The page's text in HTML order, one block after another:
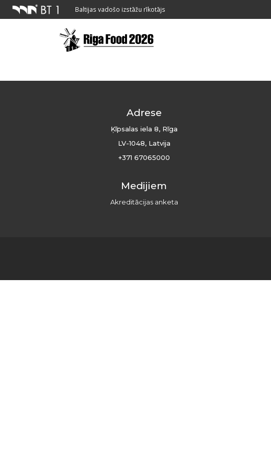
Baltijas vadošo izstāžu rīkotājs
Adrese
Ķīpsalas iela 8, Rīga
LV-1048, Latvija
+371 67065000
Medijiem
Akreditācijas anketa